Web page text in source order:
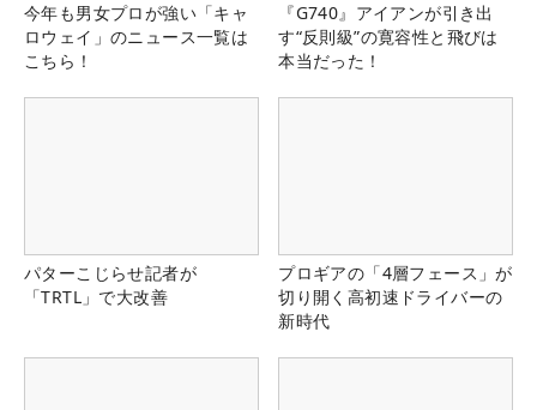
今年も男女プロが強い「キャ
ロウェイ」のニュース一覧は
こちら！
『G740』アイアンが引き出
す“反則級”の寛容性と飛びは
本当だった！
パターこじらせ記者が
「TRTL」で大改善
プロギアの「4層フェース」が
切り開く高初速ドライバーの
新時代